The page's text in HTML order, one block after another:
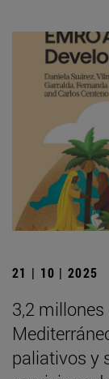
21 | 10 | 2025
3,2 millones
paliativos y